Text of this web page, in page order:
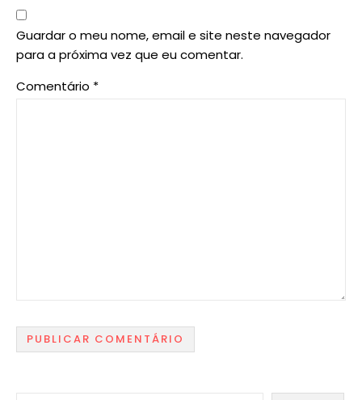
Guardar o meu nome, email e site neste navegador
para a próxima vez que eu comentar.
Comentário *